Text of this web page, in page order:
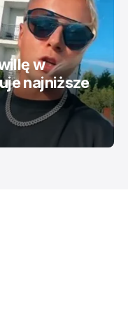
w
najniższe